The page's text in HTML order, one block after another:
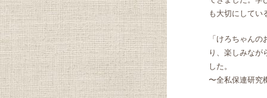
も大切にしてい
「けろちゃん
り、楽しみなが
した。
〜全私保連研